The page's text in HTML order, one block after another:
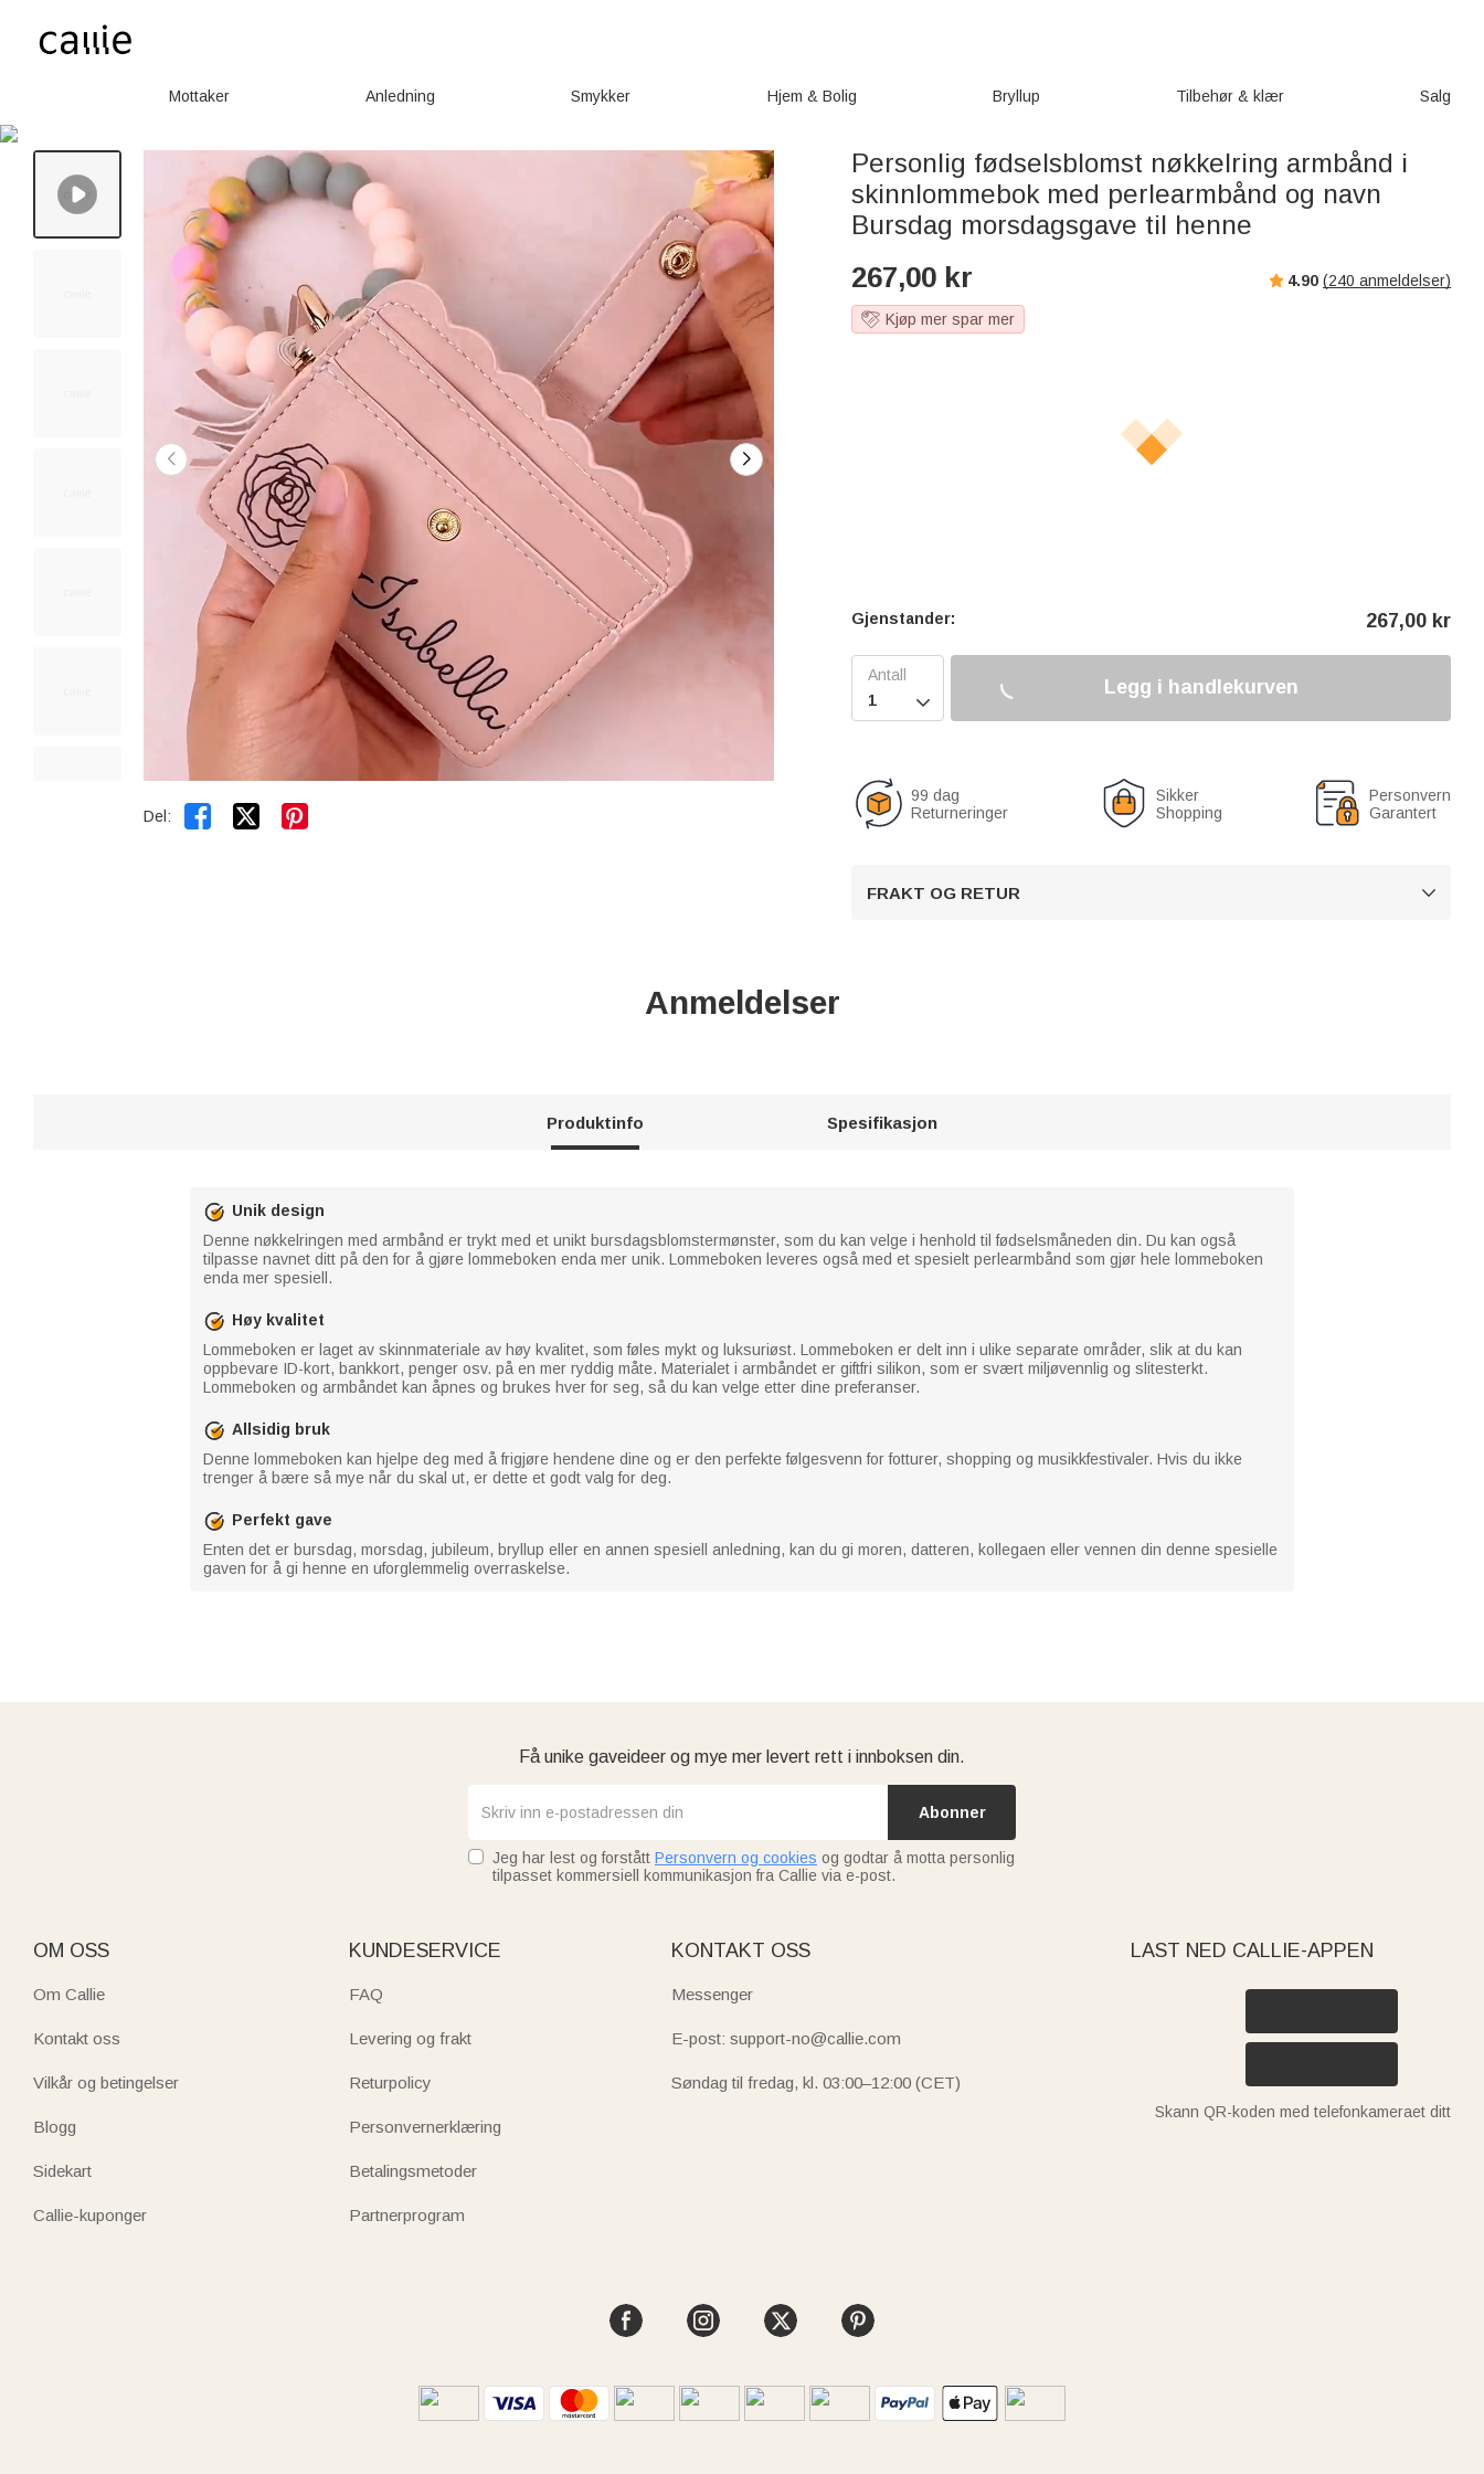
Mottaker Anledning Smykker Hjem & Bolig Bryllup Tilbehør & klær Salg
Del:  
Personlig fødselsblomst nøkkelring armbånd i
skinnlommebok med perlearmbånd og navn
Bursdag morsdagsgave til henne
267,00 kr 4.90 (240 anmeldelser)
Kjøp mer spar mer
Gjenstander: 267,00 kr

Legg i handlekurven
99 dag
Returneringer
Sikker
Shopping
Personvern
Garantert
FRAKT OG RETUR 
Anmeldelser
Produktinfo Spesifikasjon
Unik design
Denne nøkkelringen med armbånd er trykt med et unikt bursdagsblomstermønster, som du kan velge i henhold til fødselsmåneden din. Du kan også
tilpasse navnet ditt på den for å gjøre lommeboken enda mer unik. Lommeboken leveres også med et spesielt perlearmbånd som gjør hele lommeboken
enda mer spesiell.
Høy kvalitet
Lommeboken er laget av skinnmateriale av høy kvalitet, som føles mykt og luksuriøst. Lommeboken er delt inn i ulike separate områder, slik at du kan
oppbevare ID-kort, bankkort, penger osv. på en mer ryddig måte. Materialet i armbåndet er giftfri silikon, som er svært miljøvennlig og slitesterkt.
Lommeboken og armbåndet kan åpnes og brukes hver for seg, så du kan velge etter dine preferanser.
Allsidig bruk
Denne lommeboken kan hjelpe deg med å frigjøre hendene dine og er den perfekte følgesvenn for fotturer, shopping og musikkfestivaler. Hvis du ikke
trenger å bære så mye når du skal ut, er dette et godt valg for deg.
Perfekt gave
Enten det er bursdag, morsdag, jubileum, bryllup eller en annen spesiell anledning, kan du gi moren, datteren, kollegaen eller vennen din denne spesielle
gaven for å gi henne en uforglemmelig overraskelse.
Få unike gaveideer og mye mer levert rett i innboksen din.
Abonner
Jeg har lest og forstått Personvern og cookies og godtar å motta personlig
tilpasset kommersiell kommunikasjon fra Callie via e-post.
OM OSS
Om Callie
Kontakt oss
Vilkår og betingelser
Blogg
Sidekart
Callie-kuponger
KUNDESERVICE
FAQ
Levering og frakt
Returpolicy
Personvernerklæring
Betalingsmetoder
Partnerprogram
KONTAKT OSS
Messenger
E-post: support-no@callie.com
Søndag til fredag, kl. 03:00–12:00 (CET)
LAST NED CALLIE-APPEN
Skann QR-koden med telefonkameraet ditt